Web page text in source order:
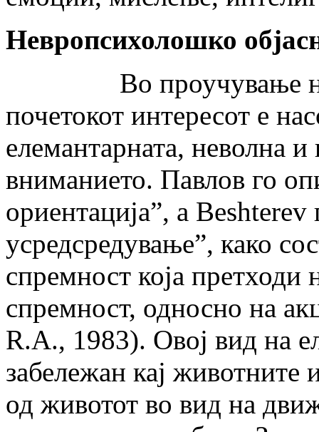
Невропсихолошко
Во проучување на
почетокот интересот е
елемантарната, неволна
вниманието. Павлов го
ориентација”, а
усредсредување”, како
спремност која претходи
спремност, односно на
R.A., 1983). Овој вид на
забележан кај животните
од животот во вид на